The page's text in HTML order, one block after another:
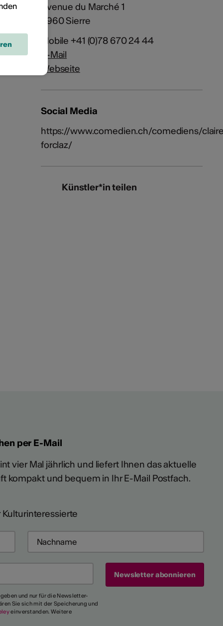
Avenue du Marché 1
3960 Sierre
Mobile +41 (0)78 670 24 44
E-Mail
Webseite
Social Media
https://www.comedien.ch/comediens/
forclaz/
Künstler*in teilen
per E-Mail
vier Mal jährlich und liefert Ihnen das aktuelle
kompakt und bequem in Ihr E-Mail Postfach.
Kulturinteressierte
und nur für die Newsletter-
Sie sich mit der Speicherung und
einverstanden. Weitere